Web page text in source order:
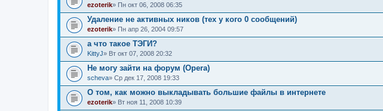
ezoterik» Пн окт 06, 2008 06:35
Удаление не активных ников (тех у кого 0 сообщений)
ezoterik» Пн апр 26, 2004 09:57
а что такое ТЭГИ?
KittyJ» Вт окт 07, 2008 20:32
Не могу зайти на форум (Opera)
sсheva» Ср дек 17, 2008 19:33
О том, как можно выкладывать большие файлы в интернете
ezoterik» Вт ноя 11, 2008 10:39